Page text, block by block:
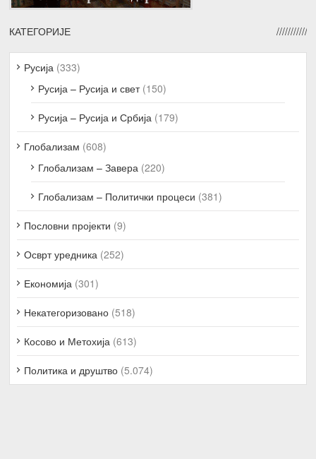
КАТЕГОРИЈЕ
Русија (333)
Русија – Русија и свет(150)
Русија – Русија и Србија (179)
Глобализам (608)
Глобализам – Завера (220)
Глобализам – Политички процеси (381)
Пословни пројекти (9)
Осврт уредника (252)
Економија (301)
Некатегоризовано (518)
Косово и Метохија (613)
Политика и друштво (5.074)